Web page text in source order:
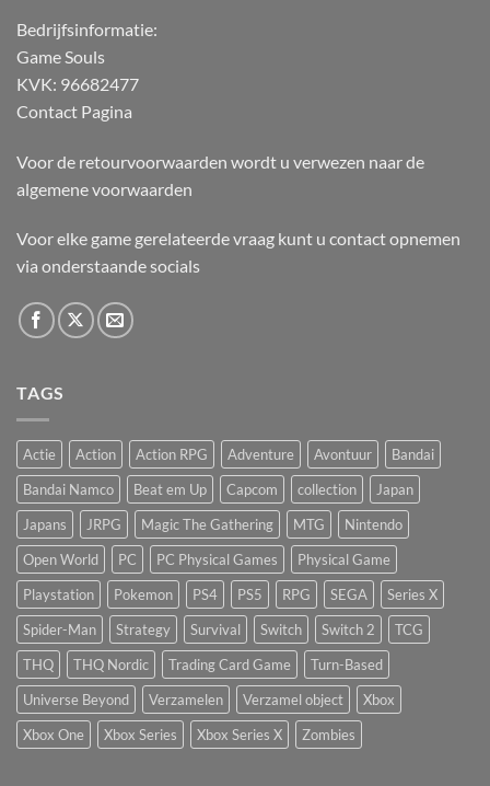
Bedrijfsinformatie:
Game Souls
KVK: 96682477
Contact Pagina
Voor de retourvoorwaarden wordt u verwezen naar de
algemene voorwaarden
Voor elke game gerelateerde vraag kunt u contact opnemen
via onderstaande socials
TAGS
Actie Action Action RPG Adventure Avontuur
Bandai
Bandai Namco
Beat em Up Capcom collection
Japan
Japans
JRPG Magic The Gathering MTG
Nintendo
Open World
PC PC Physical Games
Physical Game
Playstation
Pokemon PS4 PS5 RPG SEGA
Series X
Spider-Man
Strategy Survival Switch Switch 2
TCG
THQ
THQ Nordic Trading Card Game
Turn-Based
Universe Beyond
Verzamelen Verzamel object
Xbox
Xbox One
Xbox Series Xbox Series X Zombies